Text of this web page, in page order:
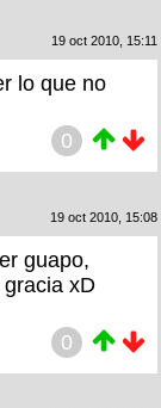
19 oct 2010, 15:11
lo que no
0
19 oct 2010, 15:08
guapo,
xD
0